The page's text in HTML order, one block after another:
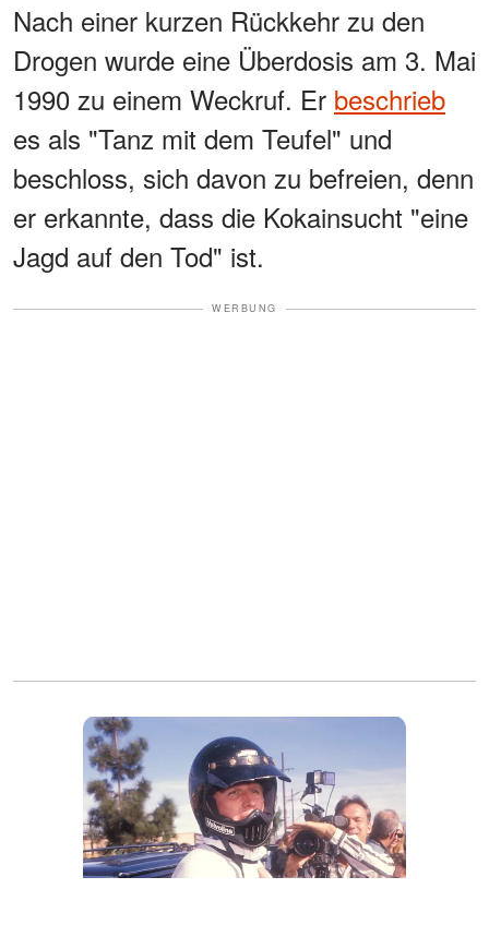
Nach einer kurzen Rückkehr zu den
Drogen wurde eine Überdosis am 3. Mai
1990 zu einem Weckruf. Er beschrieb
es als "Tanz mit dem Teufel" und
beschloss, sich davon zu befreien, denn
er erkannte, dass die Kokainsucht "eine
Jagd auf den Tod" ist.
WERBUNG